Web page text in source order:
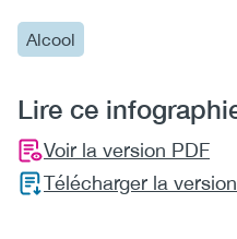
Alcool
Lire ce
Voir la version PDF
Télécharger la